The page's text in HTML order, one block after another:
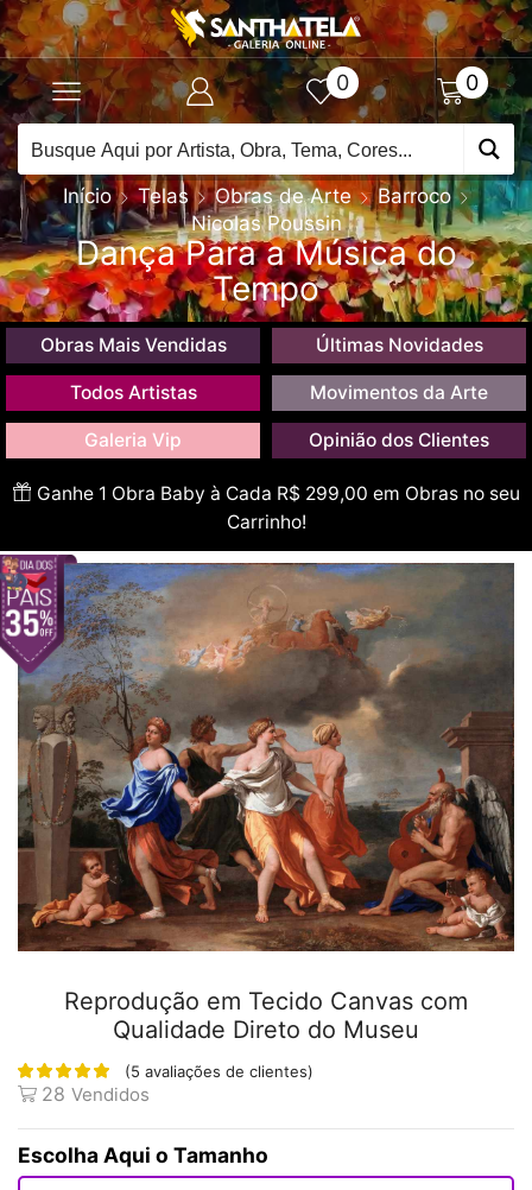
0 0
Início Telas Obras de Arte
Barroco
Nicolas Poussin
Dança Para a Música do
Tempo
Obras Mais Vendidas Últimas Novidades
Todos Artistas Movimentos da Arte
Galeria Vip Opinião dos Clientes
Ganhe 1 Obra Baby à Cada R$ 299,00 em Obras no seu
Carrinho!
Reprodução em Tecido Canvas com
Qualidade Direto do Museu
(5 avaliações de clientes)
28 Vendidos
Tamanho